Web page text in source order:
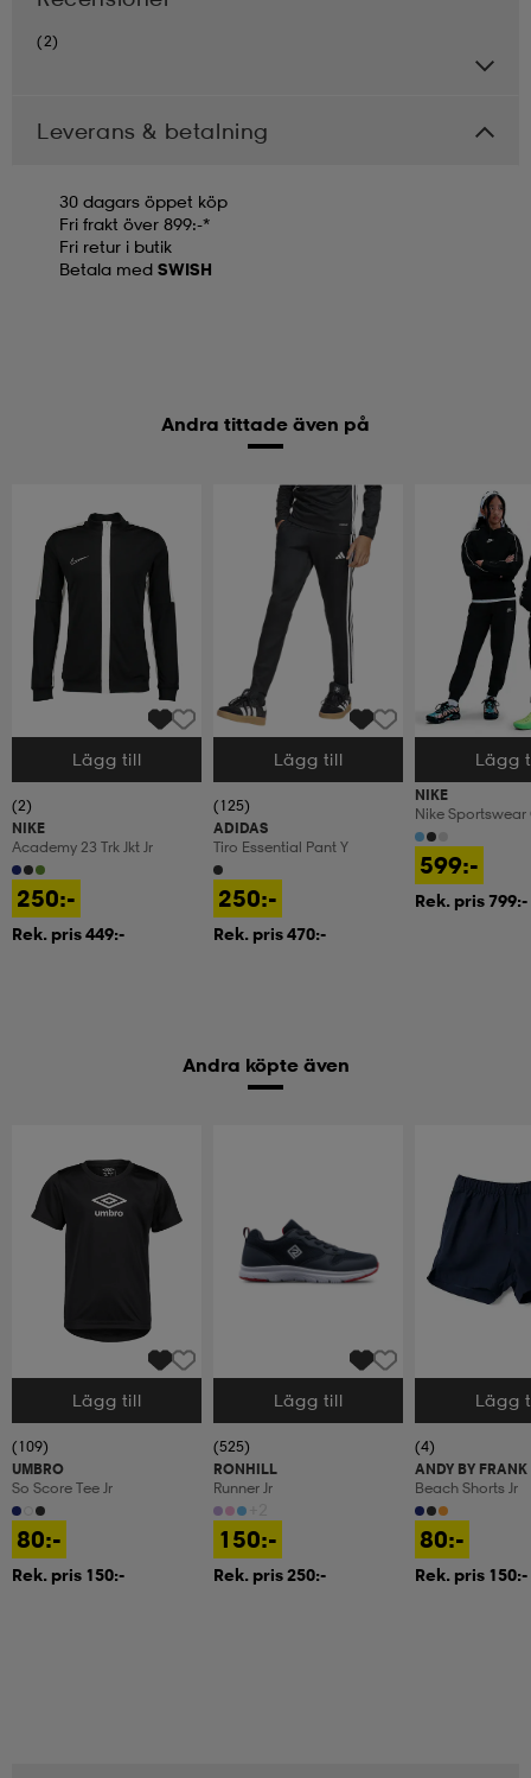
(2)
Leverans & betalning
30 dagars öppet köp
Fri frakt över 899:-*
Fri retur i butik
Betala med SWISH
Andra tittade även på
Välj storlek
Lägg till
(2)
NIKE
Academy 23 Trk Jkt Jr
250:-
Rek. pris 449:-
Välj storlek
Lägg till
(125)
ADIDAS
Tiro Essential Pant Y
250:-
Rek. pris 470:-
Välj storlek
Lägg
NIKE
Nike Sportswear
Fleece Big Kid
599:-
Rek. pris 799:-
Andra köpte även
Välj storlek
Lägg till
(109)
UMBRO
So Score Tee Jr
80:-
Rek. pris 150:-
Välj storlek
Lägg till
(525)
RONHILL
Runner Jr
150:-
Rek. pris 250:-
Välj storlek
Lägg
(4)
ANDY BY FRANK
Beach Shorts Jr
80:-
Rek. pris 150:-